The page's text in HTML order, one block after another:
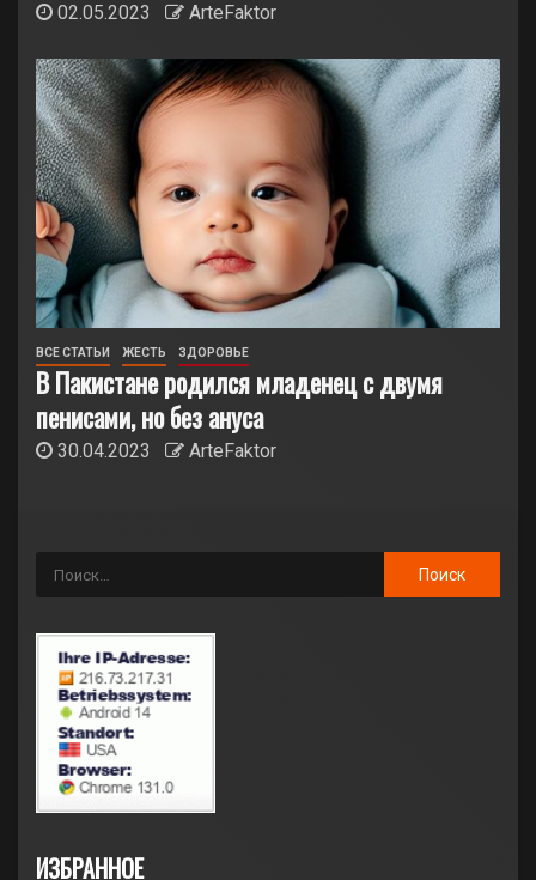
02.05.2023 ArteFaktor
ВСЕ СТАТЬИ ЖЕСТЬ ЗДОРОВЬЕ
В Пакистане родился младенец с двумя
пенисами, но без ануса
30.04.2023 ArteFaktor
ИЗБРАННОЕ